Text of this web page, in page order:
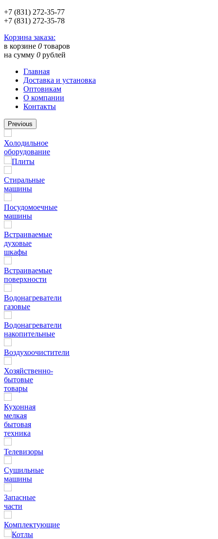
+7 (831) 272-35-77
+7 (831) 272-35-78
Корзина заказа:
в корзине 0 товаров
на сумму 0 рублей
Главная
Доставка и установка
Оптовикам
О компании
Контакты
Previous
Холодильное
оборудование
Плиты
Стиральные
машины
Посудомоечные
машины
Встраиваемые
духовые
шкафы
Встраиваемые
поверхности
Водонагреватели
газовые
Водонагреватели
накопительные
Воздухоочистители
Хозяйственно-
бытовые
товары
Кухонная
мелкая
бытовая
техника
Телевизоры
Сушильные
машины
Запасные
части
Комплектующие
Котлы